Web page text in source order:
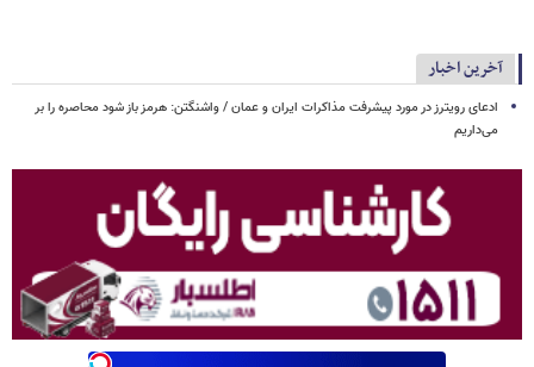
آخرین اخبار
ادعای رویترز در مورد پیشرفت مذاکرات ایران و عمان / واشنگتن: هرمز باز شود محاصره را بر
می‌داریم